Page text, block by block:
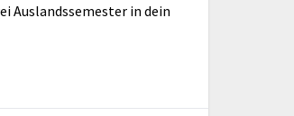
Auslandssemester in dein